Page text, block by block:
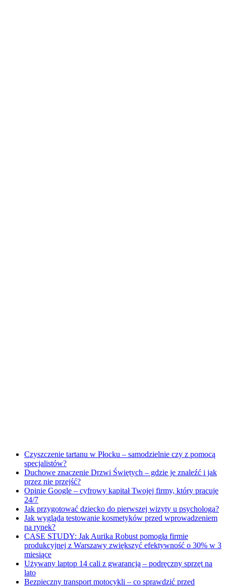
Czyszczenie tartanu w Płocku – samodzielnie czy z pomocą
specjalistów?
Duchowe znaczenie Drzwi Świętych – gdzie je znaleźć i jak
przez nie przejść?
Opinie Google – cyfrowy kapitał Twojej firmy, który pracuje
24/7
Jak przygotować dziecko do pierwszej wizyty u psychologa?
Jak wygląda testowanie kosmetyków przed wprowadzeniem
na rynek?
CASE STUDY: Jak Aurika Robust pomogła firmie
produkcyjnej z Warszawy zwiększyć efektywność o 30% w 3
miesiące
Używany laptop 14 cali z gwarancją – podręczny sprzęt na
lato
Bezpieczny transport motocykli – co sprawdzić przed